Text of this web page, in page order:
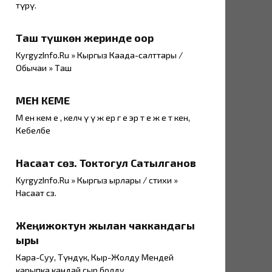
түрү.
Таш түшкөн жеринде оор
KyrgyzInfo.Ru » Кыргыз Каада-салттары /
Обычаи » Таш
МЕН КЕМЕ
М ен кем е , келч ү ү ж ер г е эр т е ж е т кен,
Кебелбе
Насаат сөз. Токтогул Сатылганов
KyrgyzInfo.Ru » Кыргыз ырлары / стихи »
Насаат сөз.
Жеңижоктун жылан чаккандагы
ыры
Кара-Суу, Түндүк, Кыр-Жолду Мендей